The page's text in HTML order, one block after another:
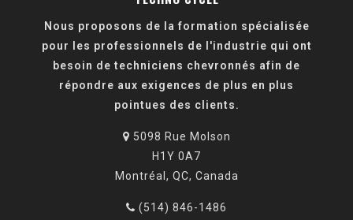
Nous proposons de la formation spécialisée
pour les professionnels de l'industrie qui ont
besoin de techniciens chevronnés afin de
répondre aux exigences de plus en plus
pointues des clients.
5098 Rue Molson
H1Y 0A7
Montréal, QC, Canada
(514) 846-1486